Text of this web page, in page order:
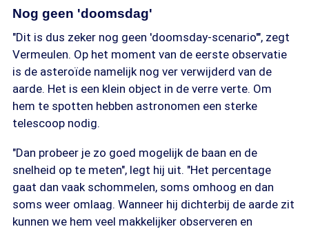
Nog geen 'doomsdag'
"Dit is dus zeker nog geen 'doomsday-scenario'", zegt
Vermeulen. Op het moment van de eerste observatie
is de asteroïde namelijk nog ver verwijderd van de
aarde. Het is een klein object in de verre verte. Om
hem te spotten hebben astronomen een sterke
telescoop nodig.
"Dan probeer je zo goed mogelijk de baan en de
snelheid op te meten", legt hij uit. "Het percentage
gaat dan vaak schommelen, soms omhoog en dan
soms weer omlaag. Wanneer hij dichterbij de aarde zit
kunnen we hem veel makkelijker observeren en